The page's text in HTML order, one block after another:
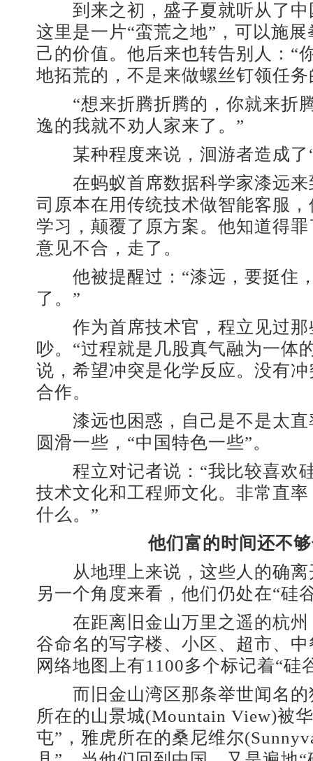
到来之初，盛子夏就听从了中
这里是一片“蛮荒之地”，可以施
己的价值。他后来也转告别人：“
地拓荒的，不是来做螺丝钉领任务
“想来折腾折腾的，你就来折
逸的我就不劝人家来了。”
某种程度来说，洄游者造成了
在蚂蚁首席数据科学家漆远来
司原本在用传统技术做智能客服
学习，颠覆了原方案。他知道得
意见不合，走了。
他被提醒过：“漆远，要挺住
了。”
作为首席技术官，程立见过那
吵。“过程就是几股真气融为一体
说，希望冲突是化学反应。没有
合作。
漆远也困惑，自己是不是太直
圆滑一些，“中国特色一些”。
程立对记者说：“我比较喜欢
技术文化和工程师文化。非常直
什么。”
他们富的时间还不
从地理上来说，这些人的确离
另一个角度来看，他们仍处在“硅
在距离旧金山万里之遥的杭州
谷命名的写字楼、小区、超市、
网络地图上有1100多个标记着“硅
而旧金山湾区那条举世闻名的
所在的山景城(Mountain View)被
屯”，雅虎所在的桑尼维尔